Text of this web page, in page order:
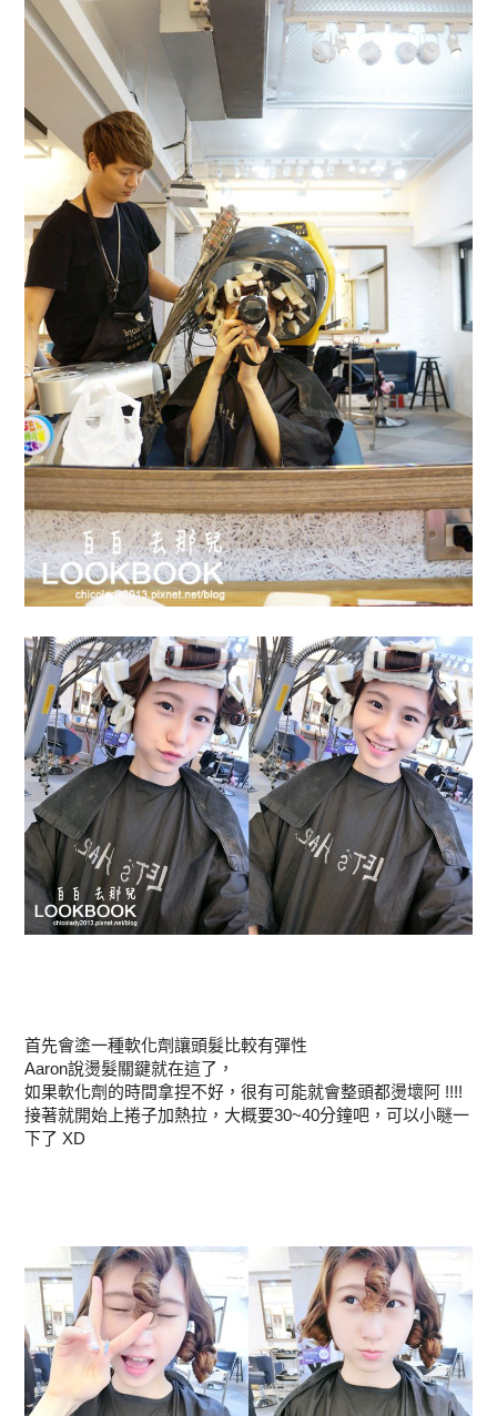
首先會塗一種軟化劑讓頭髮比較有彈性
Aaron說燙髮關鍵就在這了，
如果軟化劑的時間拿捏不好，很有可能就會整頭都燙壞阿 !!!!
接著就開始上捲子加熱拉，大概要30~40分鐘吧，可以小瞇一
下了 XD